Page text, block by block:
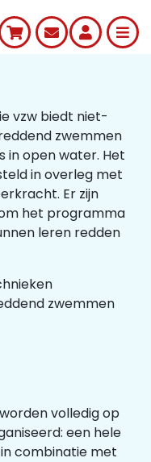
vzw biedt niet-
zwemmen
in open water. Het
in overleg met
Er zijn
het programma
leren redden
zwemmen
volledig op
een hele
combinatie met